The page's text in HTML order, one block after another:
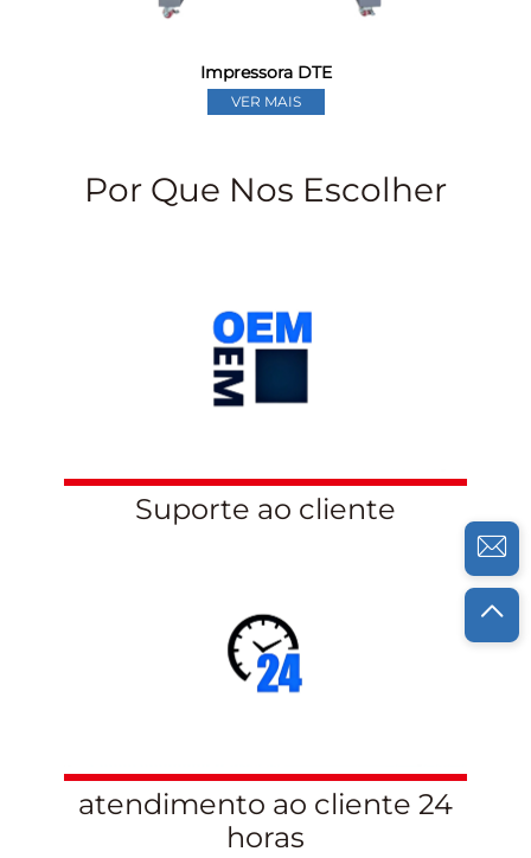
Impressora DTE
VER MAIS
Por Que Nos Escolher
Suporte ao cliente
atendimento ao cliente 24
horas